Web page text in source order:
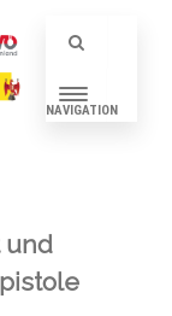
NAVIGATION
und